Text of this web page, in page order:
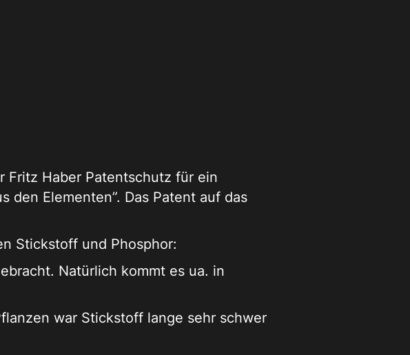
Fritz Haber Patentschutz für ein
den Elementen”. Das Patent auf das
Stickstoff und Phosphor:
Natürlich kommt es ua. in
war Stickstoff lange sehr schwer